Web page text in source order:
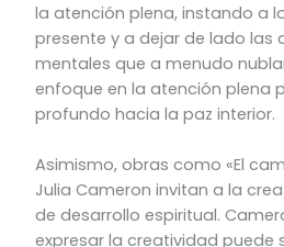
la atención plena, instando a
presente y a dejar de lado las
mentales que a menudo
enfoque en la atención plena
profundo hacia la paz interior.
Asimismo, obras como «El
Julia Cameron invitan a la
de desarrollo espiritual.
expresar la creatividad puede